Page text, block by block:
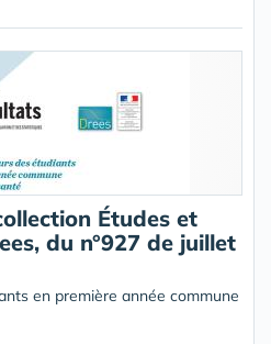
Études et
du n°927 de juillet
en première année commune